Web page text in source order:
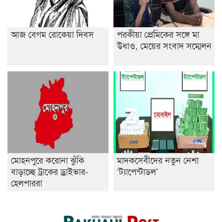
আজ বেগম রোকেয়া দিবস
পরকীয়া প্রেমিকের সঙ্গে মা
উধাও, মেয়ের সংবাদ সম্মেলন
মোহনপুরে করোনা ঝুঁকি
বাড়াচ্ছে ট্রাকের ড্রাইভার-
হেলপাররা
মাদকসেবীদের নতুন নেশা
‘ট্যাপেন্টাডল’